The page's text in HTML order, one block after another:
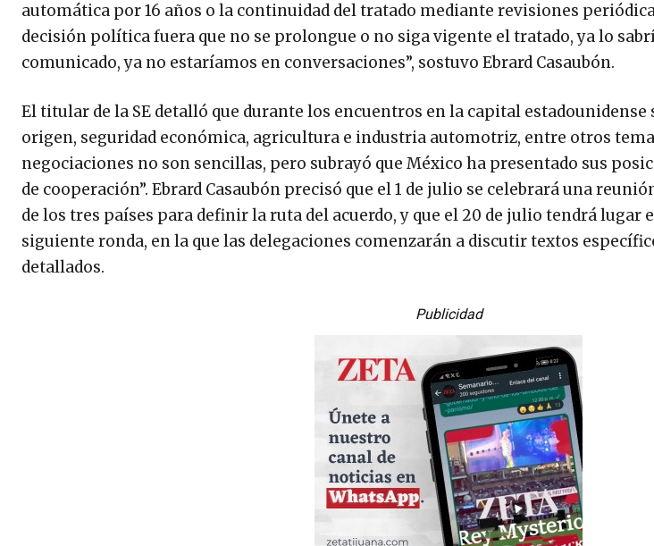
automática por 16 años o la continuidad del tratado mediante revisiones
decisión política fuera que no se prolongue o no siga vigente el tratado, ya lo
comunicado, ya no estaríamos en conversaciones”, sostuvo Ebrard Casaubón.
El titular de la SE detalló que durante los encuentros en la capital estadounidense
origen, seguridad económica, agricultura e industria automotriz, entre otros
negociaciones no son sencillas, pero subrayó que México ha presentado sus
de cooperación”. Ebrard Casaubón precisó que el 1 de julio se celebrará una
de los tres países para definir la ruta del acuerdo, y que el 20 de julio tendrá lugar
siguiente ronda, en la que las delegaciones comenzarán a discutir textos
detallados.
Publicidad